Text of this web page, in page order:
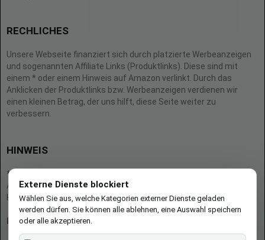
RECHLICHES
Unsere Webseite finanziert sich durch platzierte Werbeanzeigen
und sogenannten Affiliate Links (Produktlinks). Diese sind mit
einem * oder einem Hinweis auf Amazon verlinkt. Durch das
Anklicken der Produktlinks bzw. Werbeanzeigen verdienen wir
einen kleinen Betrag, der uns hilft, diese Seite weiter zu
verbessern.
HINWEIS
* = Afilliate-Link (=Werbung)
Als Amazon-Partner verdient der Seitenbetreiber an qualifizierten
Käufen.
Hinweis zu Preisen und Verfügbarkeiten
Externe Dienste blockiert
Wählen Sie aus, welche Kategorien externer Dienste geladen
werden dürfen. Sie können alle ablehnen, eine Auswahl speichern
oder alle akzeptieren.